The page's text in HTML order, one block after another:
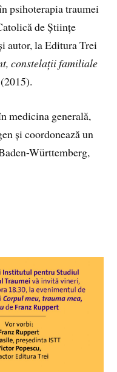
psihoterapia traumei
de Științe
autor, la Editura Trei
constelații familiale
(2015).
medicina generală,
și coordonează un
Württemberg,